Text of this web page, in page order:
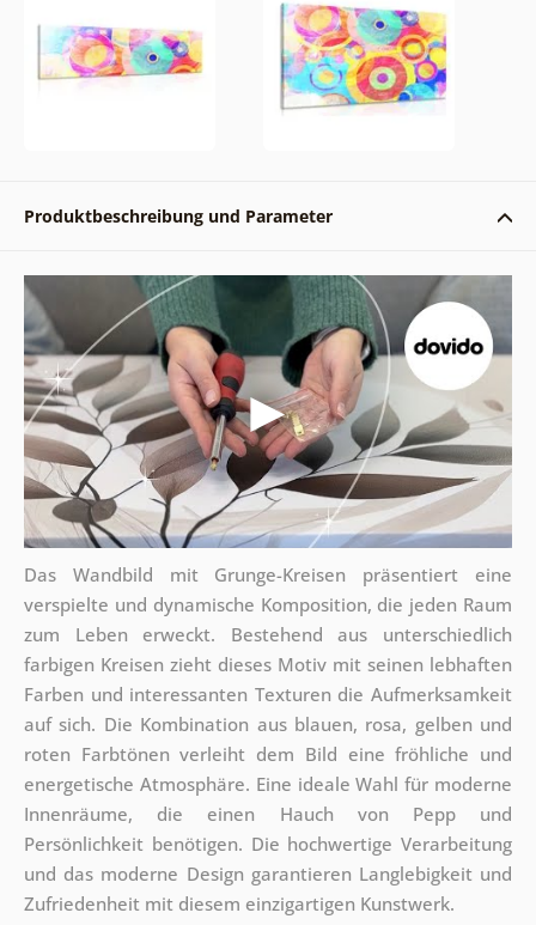
Produktbeschreibung und Parameter
Das Wandbild mit Grunge-Kreisen präsentiert eine
verspielte und dynamische Komposition, die jeden Raum
zum Leben erweckt. Bestehend aus unterschiedlich
farbigen Kreisen zieht dieses Motiv mit seinen lebhaften
Farben und interessanten Texturen die Aufmerksamkeit
auf sich. Die Kombination aus blauen, rosa, gelben und
roten Farbtönen verleiht dem Bild eine fröhliche und
energetische Atmosphäre. Eine ideale Wahl für moderne
Innenräume, die einen Hauch von Pepp und
Persönlichkeit benötigen. Die hochwertige Verarbeitung
und das moderne Design garantieren Langlebigkeit und
Zufriedenheit mit diesem einzigartigen Kunstwerk.